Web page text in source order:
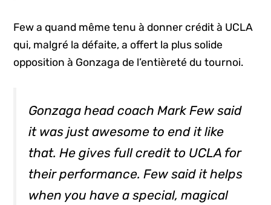
Few a quand même tenu à donner crédit à UCLA
qui, malgré la défaite, a offert la plus solide
opposition à Gonzaga de l’entièreté du tournoi.
Gonzaga head coach Mark Few said
it was just awesome to end it like
that. He gives full credit to UCLA for
their performance. Few said it helps
when you have a special, magical